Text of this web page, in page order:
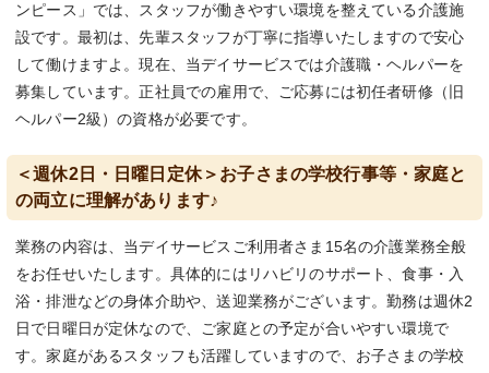
ンピース」では、スタッフが働きやすい環境を整えている介護施
設です。最初は、先輩スタッフが丁寧に指導いたしますので安心
して働けますよ。現在、当デイサービスでは介護職・ヘルパーを
募集しています。正社員での雇用で、ご応募には初任者研修（旧
ヘルパー2級）の資格が必要です。
＜週休2日・日曜日定休＞お子さまの学校行事等・家庭と
の両立に理解があります♪
業務の内容は、当デイサービスご利用者さま15名の介護業務全般
をお任せいたします。具体的にはリハビリのサポート、食事・入
浴・排泄などの身体介助や、送迎業務がございます。勤務は週休2
日で日曜日が定休なので、ご家庭との予定が合いやすい環境で
す。家庭があるスタッフも活躍していますので、お子さまの学校